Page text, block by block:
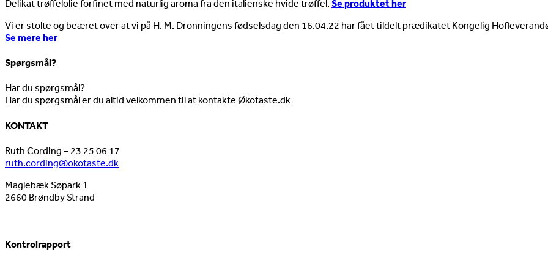
Delikat trøffelolie forfinet med naturlig aroma fra den italienske hvide trøffel. Se produktet her
Vi er stolte og beæret over at vi på H. M. Dronningens fødselsdag den 16.04.22 har fået tildelt prædikatet Kongelig
Se mere her
Spørgsmål?
Har du spørgsmål?
Har du spørgsmål er du altid velkommen til at kontakte Økotaste.dk
KONTAKT
Ruth Cording – 23 25 06 17
ruth.cording@okotaste.dk
Maglebæk Søpark 1
2660 Brøndby Strand
Kontrolrapport